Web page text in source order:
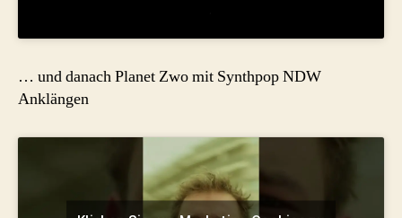
… und danach Planet Zwo mit Synthpop NDW
Anklängen